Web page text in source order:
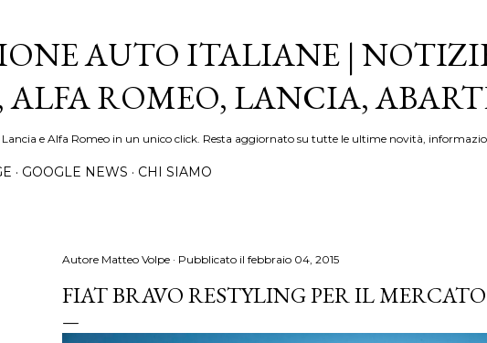
AUTO ITALIANE |
ALFA ROMEO, LANCIA,
e Alfa Romeo in un unico click. Resta aggiornato su tutte le ultime novità,
GOOGLE NEWS CHI SIAMO
Autore Matteo Volpe Pubblicato il febbraio 04, 2015
FIAT BRAVO RESTYLING PER IL